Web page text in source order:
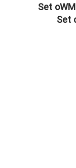
Set
Set